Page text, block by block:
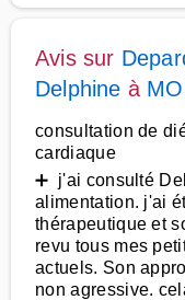
Avis sur
Delphine à
consultation de
cardiaque
➕ j'ai consulté
alimentation. j'ai
thérapeutique et
revu tous mes
actuels. Son
non agressive.